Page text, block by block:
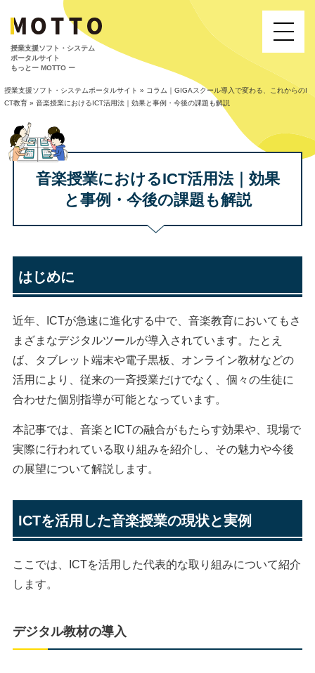
授業⽀援ソフト・システム
ポータルサイト
もっとー MOTTO ー
授業支援ソフト・システムポータルサイト » コラム｜GIGAスクール導入で変わる、これからのI
CT教育 » 音楽授業におけるICT活用法｜効果と事例・今後の課題も解説
音楽授業におけるICT活用法｜効果
と事例・今後の課題も解説
はじめに
近年、ICTが急速に進化する中で、音楽教育においてもさ
まざまなデジタルツールが導入されています。たとえ
ば、タブレット端末や電子黒板、オンライン教材などの
活用により、従来の一斉授業だけでなく、個々の生徒に
合わせた個別指導が可能となっています。
本記事では、音楽とICTの融合がもたらす効果や、現場で
実際に行われている取り組みを紹介し、その魅力や今後
の展望について解説します。
ICTを活用した音楽授業の現状と実例
ここでは、ICTを活用した代表的な取り組みについて紹介
します。
デジタル教材の導入